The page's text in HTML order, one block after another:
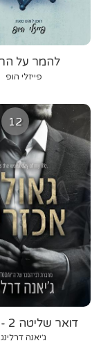
להמר על
פייזלי הופ
12
אכזרית
ג׳יאנה דרלינג